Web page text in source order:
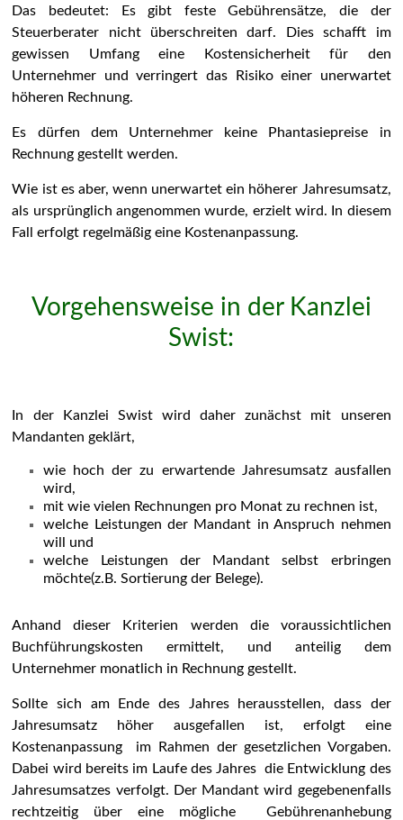
Das bedeutet: Es gibt feste Gebührensätze, die der
Steuerberater nicht überschreiten darf. Dies schafft im
gewissen Umfang eine Kostensicherheit für den
Unternehmer und verringert das Risiko einer unerwartet
höheren Rechnung.
Es dürfen dem Unternehmer keine Phantasiepreise in
Rechnung gestellt werden.
Wie ist es aber, wenn unerwartet ein höherer Jahresumsatz,
als ursprünglich angenommen wurde, erzielt wird. In diesem
Fall erfolgt regelmäßig eine Kostenanpassung.
Vorgehensweise in der Kanzlei
Swist:
In der Kanzlei Swist wird daher zunächst mit unseren
Mandanten geklärt,
wie hoch der zu erwartende Jahresumsatz ausfallen
wird,
mit wie vielen Rechnungen pro Monat zu rechnen ist,
welche Leistungen der Mandant in Anspruch nehmen
will und
welche Leistungen der Mandant selbst erbringen
möchte(z.B. Sortierung der Belege).
Anhand dieser Kriterien werden die voraussichtlichen
Buchführungskosten ermittelt, und anteilig dem
Unternehmer monatlich in Rechnung gestellt.
Sollte sich am Ende des Jahres herausstellen, dass der
Jahresumsatz höher ausgefallen ist, erfolgt eine
Kostenanpassung im Rahmen der gesetzlichen Vorgaben.
Dabei wird bereits im Laufe des Jahres die Entwicklung des
Jahresumsatzes verfolgt. Der Mandant wird gegebenenfalls
rechtzeitig über eine mögliche Gebührenanhebung